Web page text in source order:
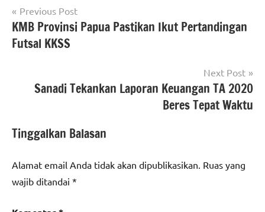
Navigasi
pos
Previous Post
KMB Provinsi Papua Pastikan Ikut Pertandingan
Futsal KKSS
Next Post
Sanadi Tekankan Laporan Keuangan TA 2020
Beres Tepat Waktu
Tinggalkan Balasan
Alamat email Anda tidak akan dipublikasikan. Ruas yang
wajib ditandai *